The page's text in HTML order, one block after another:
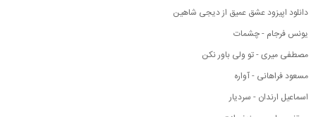
دانلود اپیزود عشق عمیق از دیجی شاهین
یونس فرجام - چشمات
مصطفی میری - تو ولی باور نکن
مسعود فراهانی - آواره
اسماعیل ارندان - سردیار